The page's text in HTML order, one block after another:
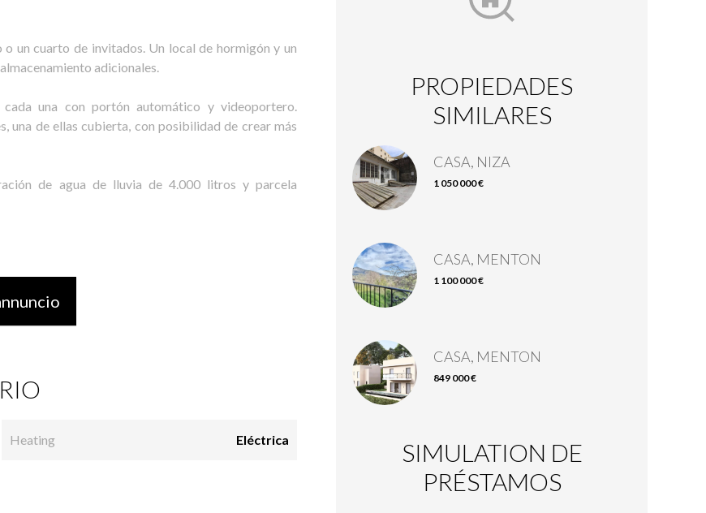
un cuarto de invitados. Un local de hormigón y un
adicionales.
cada una con portón automático y videoportero.
una de ellas cubierta, con posibilidad de crear más
de agua de lluvia de 4.000 litros y parcela
Heating Eléctrica
PROPIEDADES
SIMILARES
CASA, NIZA
1 050 000 €
CASA, MENTON
1 100 000 €
CASA, MENTON
849 000 €
SIMULATION DE
PRÉSTAMOS